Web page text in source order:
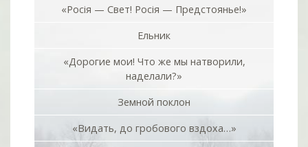
«Росiя — Свет! Росiя — Предстоянье!»
Ельник
«Дорогие мои! Что же мы натворили,
наделали?»
Земной поклон
«Видать, до гробового вздоха…»